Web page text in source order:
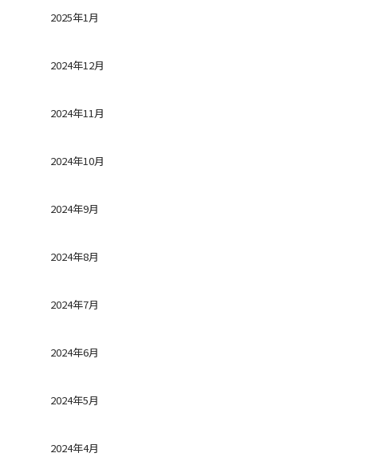
2025年1月
2024年12月
2024年11月
2024年10月
2024年9月
2024年8月
2024年7月
2024年6月
2024年5月
2024年4月